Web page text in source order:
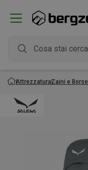
AttrezzaturaZaini e Borse